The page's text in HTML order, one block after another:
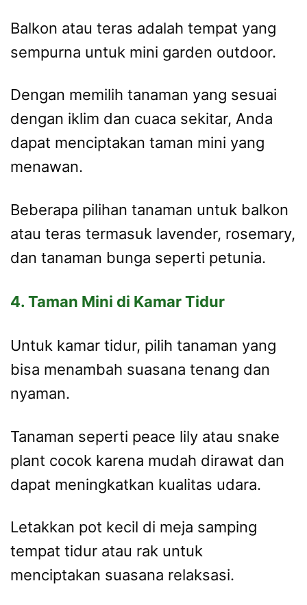
Balkon atau teras adalah tempat yang
sempurna untuk mini garden outdoor.
Dengan memilih tanaman yang sesuai
dengan iklim dan cuaca sekitar, Anda
dapat menciptakan taman mini yang
menawan.
Beberapa pilihan tanaman untuk balkon
atau teras termasuk lavender, rosemary,
dan tanaman bunga seperti petunia.
4. Taman Mini di Kamar Tidur
Untuk kamar tidur, pilih tanaman yang
bisa menambah suasana tenang dan
nyaman.
Tanaman seperti peace lily atau snake
plant cocok karena mudah dirawat dan
dapat meningkatkan kualitas udara.
Letakkan pot kecil di meja samping
tempat tidur atau rak untuk
menciptakan suasana relaksasi.